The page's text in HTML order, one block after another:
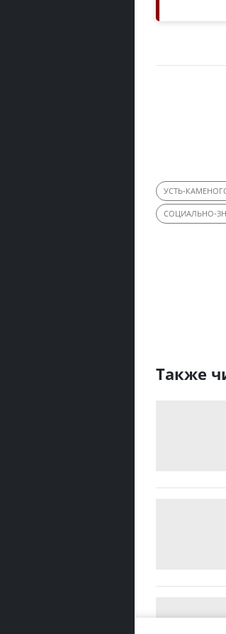
УСТЬ-
СОЦИАЛЬНО-
Также